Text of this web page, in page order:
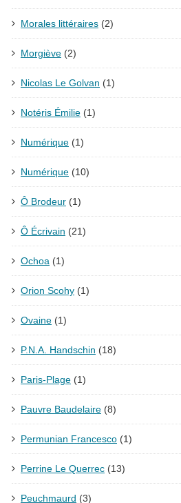
Morales littéraires (2)
Morgiève (2)
Nicolas Le Golvan (1)
Notéris Émilie (1)
Numérique (1)
Numérique (10)
Ô Brodeur (1)
Ô Écrivain (21)
Ochoa (1)
Orion Scohy (1)
Ovaine (1)
P.N.A. Handschin (18)
Paris-Plage (1)
Pauvre Baudelaire (8)
Permunian Francesco (1)
Perrine Le Querrec (13)
Peuchmaurd (3)